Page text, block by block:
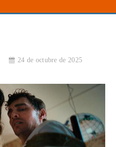
24 de octubre de 2025